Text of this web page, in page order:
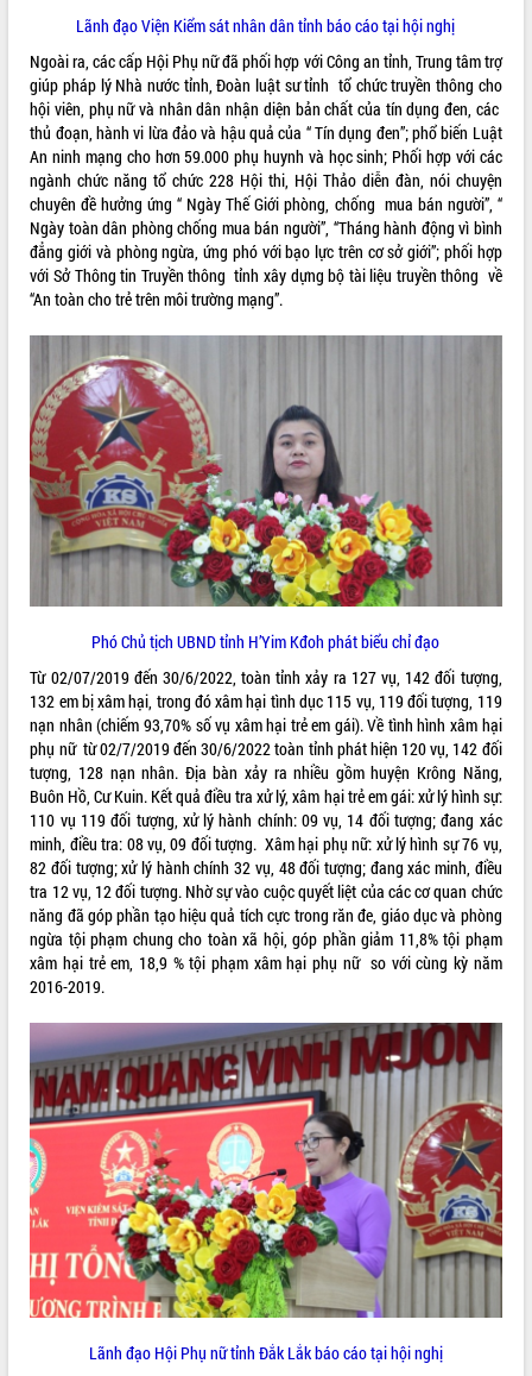
Khám bệnh, cấp phát thuốc miễn phí
và tặng quà người dân xã Cư Pui
Hội nghị UBND tỉnh Đắk Lắk thường kỳ
tháng 7/2026
Lễ truy tặng danh hiệu “Bà Mẹ Việt
Nam Anh hùng” và trao Huân chương
Lao động
UBND tỉnh Đắk Lắk triển khai nhiệm
vụ 6 tháng cuối năm 2026
Kỳ họp thứ Hai, Hội đồng nhân dân
tỉnh khóa XI quyết nghị nhiều nội dung
quan trọng
Bí thư Tỉnh ủy Lương Nguyễn Minh
Triết thăm, tặng quà người có công với
cách mạng
Rà soát, hoàn thiện hệ thống thiết chế
văn hóa, thể thao đáp ứng yêu cầu
phát triển mới
Thường trực HĐND tỉnh Đắk Lắk gặp
mặt Đoàn chuyên gia y tế TP. Hồ Chí
Minh
Lễ truy điệu và an táng hài cốt liệt sĩ
tại Nghĩa trang Liệt sĩ xã Sơn Hòa
Bàn giải pháp tháo gỡ khó khăn trong
xuất khẩu sầu riêng và triển khai quy
định EUDR
Thứ trưởng Bộ Nông nghiệp và Môi
trường Nguyễn Hoàng Hiệp khảo sát
vùng trồng và doanh nghiệp đóng gói
sầu riêng tại Đắk Lắk
Trình diễn nghệ thuật chế biến các
món ăn từ sầu riêng
Đắk Lắk công bố Quy hoạch và xúc
tiến đầu tư tỉnh
Ngành cá ngừ Đắk Lắk chủ động thích
Diễn đàn Kinh tế tư nhân Việt Nam đột
phá cơ chế - Hợp tác công tư
Đề án 06 tạo bước ngoặt đột phá trong
cải cách hành chính tỉnh Đắk Lắk
Kết nối tour, đẩy mạnh chuyển đổi số
để phát triển du lịch Đắk Lắk
Khởi động Dự án Đầu tư xây dựng hạ
tầng kỹ thuật Cụm công nghiệp Tân
Gặp mặt các cơ quan báo chí nhân Kỷ
niệm 101 năm Ngày Báo chí Cách
mạng Việt Nam
Đắk Lắk sơ kết 4 năm triển khai thực
ALBUM ẢNH
LIÊN KẾT WEB
Hôm nay: 36427
Tất cả:
66081750
Lãnh đạo Viện Kiểm sát nhân dân tỉnh báo cáo tại hội nghị
Ngoài ra, các cấp Hội Phụ nữ đã phối hợp với Công an tỉnh, Trung tâm trợ
giúp pháp lý Nhà nước tỉnh, Đoàn luật sư tỉnh tổ chức truyền thông cho
hội viên, phụ nữ và nhân dân nhận diện bản chất của tín dụng đen, các
thủ đoạn, hành vi lừa đảo và hậu quả của “ Tín dụng đen”; phổ biến Luật
An ninh mạng cho hơn 59.000 phụ huynh và học sinh; Phối hợp với các
ngành chức năng tổ chức 228 Hội thi, Hội Thảo diễn đàn, nói chuyện
chuyên đề hưởng ứng “ Ngày Thế Giới phòng, chống mua bán người”, “
Ngày toàn dân phòng chống mua bán người”, “Tháng hành động vì bình
đẳng giới và phòng ngừa, ứng phó với bạo lực trên cơ sở giới”; phối hợp
với Sở Thông tin Truyền thông tỉnh xây dựng bộ tài liệu truyền thông về
“An toàn cho trẻ trên môi trường mạng”.
Phó Chủ tịch UBND tỉnh H’Yim Kđoh phát biểu chỉ đạo
Từ 02/07/2019 đến 30/6/2022, toàn tỉnh xảy ra 127 vụ, 142 đối tượng,
132 em bị xâm hại, trong đó xâm hại tình dục 115 vụ, 119 đối tượng, 119
nạn nhân (chiếm 93,70% số vụ xâm hại trẻ em gái). Về tình hình xâm hại
phụ nữ từ 02/7/2019 đến 30/6/2022 toàn tỉnh phát hiện 120 vụ, 142 đối
tượng, 128 nạn nhân. Địa bàn xảy ra nhiều gồm huyện Krông Năng,
Buôn Hồ, Cư Kuin. Kết quả điều tra xử lý, xâm hại trẻ em gái: xử lý hình sự:
110 vụ 119 đối tượng, xử lý hành chính: 09 vụ, 14 đối tượng; đang xác
minh, điều tra: 08 vụ, 09 đối tượng. Xâm hại phụ nữ: xử lý hình sự 76 vụ,
82 đối tượng; xử lý hành chính 32 vụ, 48 đối tượng; đang xác minh, điều
tra 12 vụ, 12 đối tượng. Nhờ sự vào cuộc quyết liệt của các cơ quan chức
năng đã góp phần tạo hiệu quả tích cực trong răn đe, giáo dục và phòng
ngừa tội phạm chung cho toàn xã hội, góp phần giảm 11,8% tội phạm
xâm hại trẻ em, 18,9 % tội phạm xâm hại phụ nữ so với cùng kỳ năm
2016-2019.
Lãnh đạo Hội Phụ nữ tỉnh Đắk Lắk báo cáo tại hội nghị